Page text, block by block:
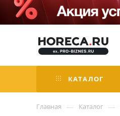
КАТАЛОГ
Главная — Каталог —